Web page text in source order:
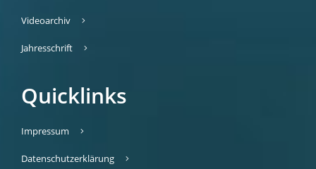
Videoarchiv
Jahresschrift
Quicklinks
Impressum
Datenschutzerklärung